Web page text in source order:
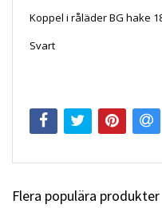
Koppel i råläder BG hake
Svart
Flera populära produkter